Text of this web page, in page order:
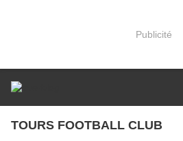
Publicité
TOURS FOOTBALL CLUB